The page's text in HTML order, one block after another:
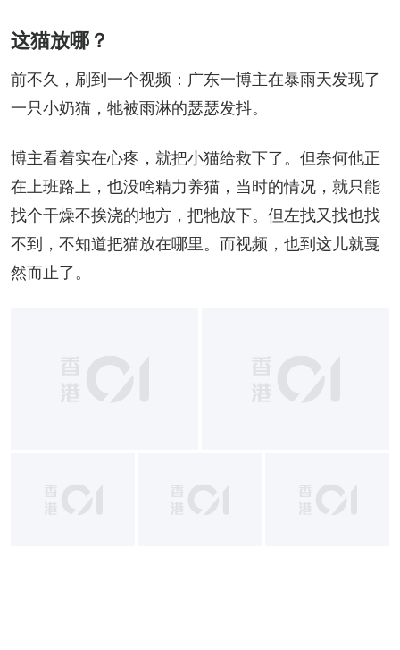
这猫放哪？
前不久，刷到一个视频：广东一博主在暴雨天发现了
一只小奶猫，牠被雨淋的瑟瑟发抖。
博主看着实在心疼，就把小猫给救下了。但奈何他正
在上班路上，也没啥精力养猫，当时的情况，就只能
找个干燥不挨浇的地方，把牠放下。但左找又找也找
不到，不知道把猫放在哪里。而视频，也到这儿就戛
然而止了。